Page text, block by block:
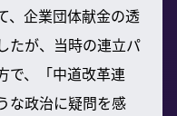
、企業団体献金の透
たが、当時の連立パ
で、「中道改革連
な政治に疑問を感